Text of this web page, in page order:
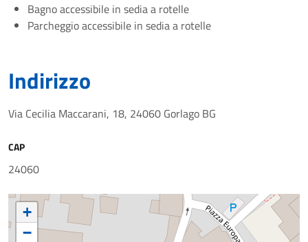
Bagno accessibile in sedia a rotelle
Parcheggio accessibile in sedia a rotelle
Indirizzo
Via Cecilia Maccarani, 18, 24060 Gorlago BG
CAP
24060
+
−